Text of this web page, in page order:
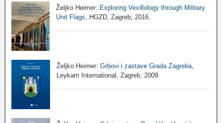
Željko Heimer: Exploring Vexillology through Military
Unit Flags , HGZD, Zagreb, 2016.
Željko Heimer: Grbovi i zastave Grada Zagreba
Leykam International, Zagreb, 2009.